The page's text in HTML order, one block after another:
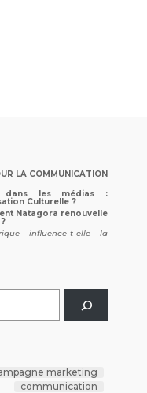
LA COMMUNICATION
dans les médias :
Culturelle ?
Natagora renouvelle
influence-t-elle la
marketing
communication